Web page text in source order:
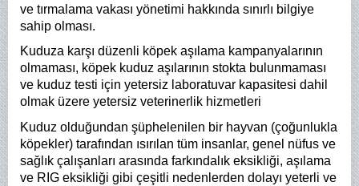
ve tırmalama vakası yönetimi hakkında sınırlı bilgiye
sahip olması.
Kuduza karşı düzenli köpek aşılama kampanyalarının
olmaması, köpek kuduz aşılarının stokta bulunmaması
ve kuduz testi için yetersiz laboratuvar kapasitesi dahil
olmak üzere yetersiz veterinerlik hizmetleri
Kuduz olduğundan şüphelenilen bir hayvan (çoğunlukla
köpekler) tarafından ısırılan tüm insanlar, genel nüfus ve
sağlık çalışanları arasında farkındalık eksikliği, aşılama
ve RIG eksikliği gibi çeşitli nedenlerden dolayı yeterli ve